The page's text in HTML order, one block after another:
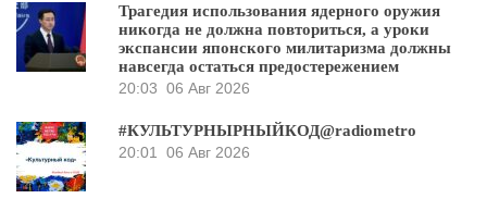
Трагедия использования ядерного оружия
никогда не должна повториться, а уроки
экспансии японского милитаризма должны
навсегда остаться предостережением
20:03 06 Авг 2026
#КУЛЬТУРНЫРНЫЙКОД@radiometro
20:01
06 Авг 2026